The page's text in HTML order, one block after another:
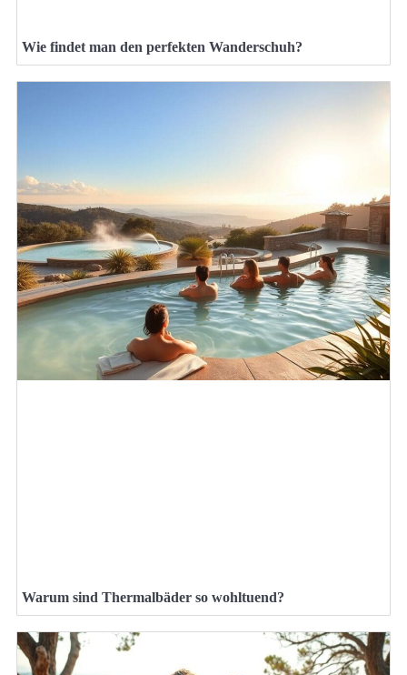
Wie findet man den perfekten Wanderschuh?
Warum sind Thermalbäder so wohltuend?